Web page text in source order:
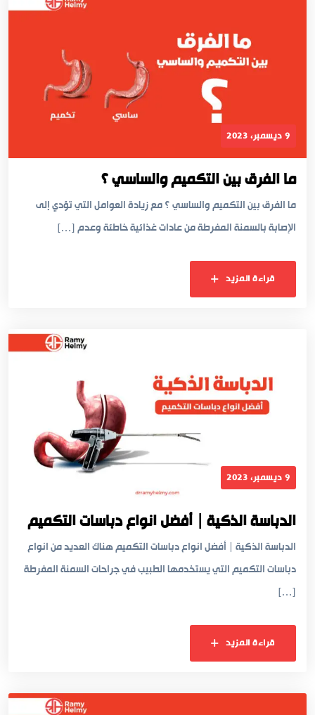
9 ديسمبر، 2023
ما الفرق بين التكميم والساسي ؟
ما الفرق بين التكميم والساسي ؟ مع زيادة العوامل التي تؤدي إلى
الإصابة بالسمنة المفرطة من عادات غذائية خاطئة وعدم […]
قراءة المزيد
9 ديسمبر، 2023
الدباسة الذكية | أفضل انواع دباسات التكميم
الدباسة الذكية | أفضل انواع دباسات التكميم هناك العديد من انواع
دباسات التكميم التي يستخدمها الطبيب في جراحات السمنة المفرطة
[…]
قراءة المزيد